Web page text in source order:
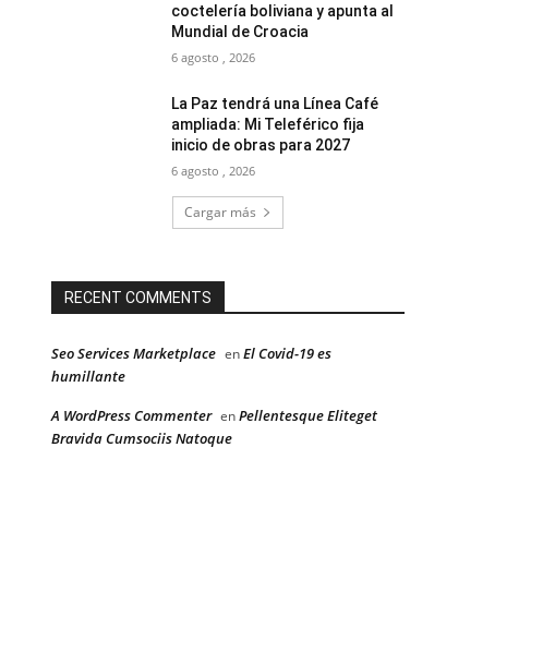
coctelería boliviana y apunta al
Mundial de Croacia
6 agosto , 2026
La Paz tendrá una Línea Café
ampliada: Mi Teleférico fija
inicio de obras para 2027
6 agosto , 2026
Cargar más
RECENT COMMENTS
Seo Services Marketplace enEl Covid-19 es
humillante
A WordPress Commenter enPellentesque Eliteget
Bravida Cumsociis Natoque